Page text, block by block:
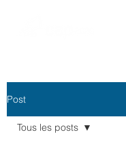
Post
Tous les posts